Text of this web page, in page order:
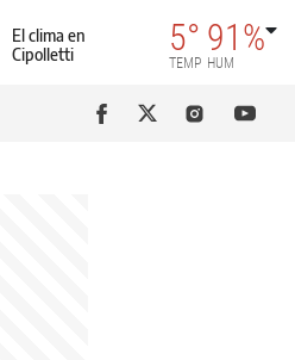
El clima en
Cipolletti
5°
TEMP
91%
HUM